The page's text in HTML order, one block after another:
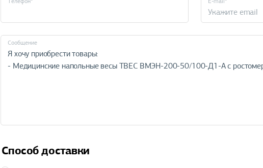
Cообщение
Способ доставки